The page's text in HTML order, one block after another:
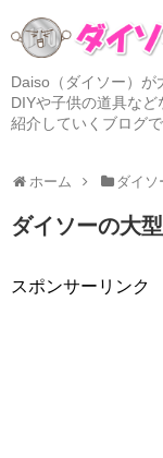
Daiso（ダイソー）が
DIYや子供の道具な
紹介していくブログ
ホーム ダイソ
ダイソーの大
スポンサーリンク